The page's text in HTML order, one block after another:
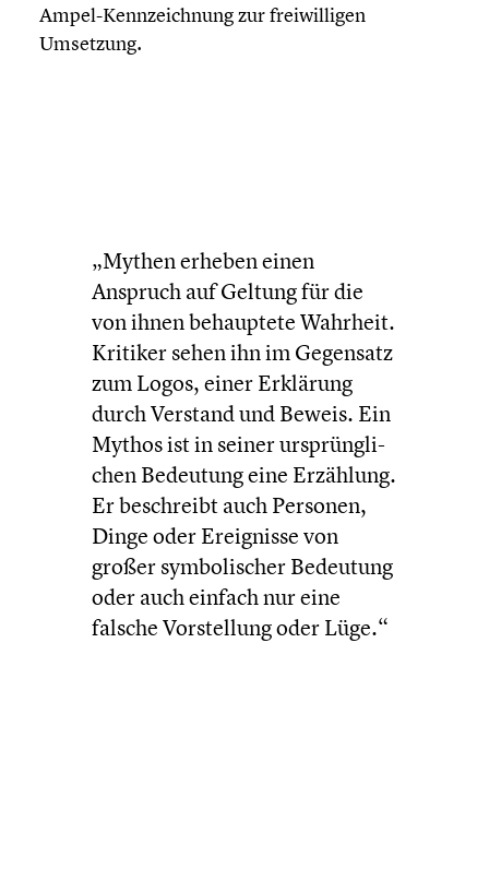
Ampel-Kennzeichnung zur freiwil­li­gen
Umsetzung.
„Mythen erheben einen
Anspruch auf Geltung für die
von ihnen behaup­tete Wahrheit.
Kritiker sehen ihn im Gegensatz
zum Logos, einer Erklärung
durch Verstand und Beweis. Ein
Mythos ist in seiner ursprüng­li­
chen Bedeutung eine Erzählung.
Er beschreibt auch Personen,
Dinge oder Ereig­nisse von
großer symbo­li­scher Bedeutung
oder auch einfach nur eine
falsche Vorstel­lung oder Lüge.“